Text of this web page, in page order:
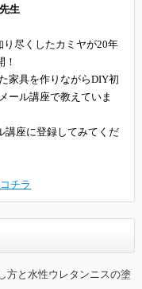
生
り尽くしたカミヤが20年
家具を作りながらDIY初
ール講座で教えていま
講座に登録してみてくだ
チラ
方と水性ウレタンニスの塗